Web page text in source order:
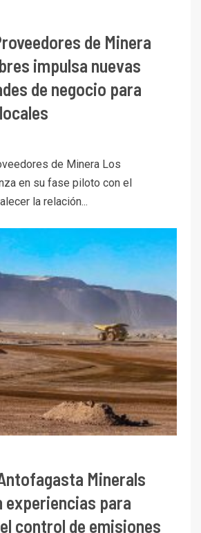
de Minera
impulsa nuevas
de negocio para
de Minera Los
en su fase piloto con el
la relación...
Minerals
experiencias para
control de emisiones